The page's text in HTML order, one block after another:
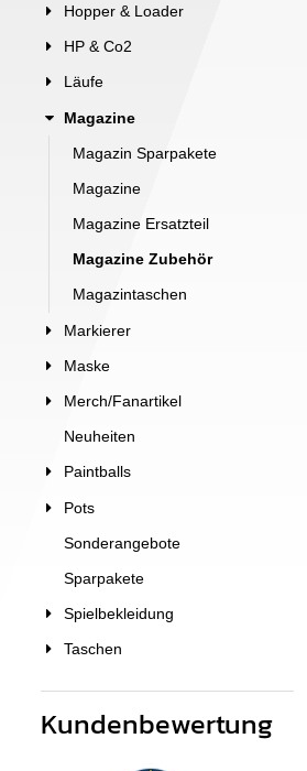
Hopper & Loader
HP & Co2
Läufe
Magazine
Magazin Sparpakete
Magazine
Magazine Ersatzteil
Magazine Zubehör
Magazintaschen
Markierer
Maske
Merch/Fanartikel
Neuheiten
Paintballs
Pots
Sonderangebote
Sparpakete
Spielbekleidung
Taschen
Kundenbewertung